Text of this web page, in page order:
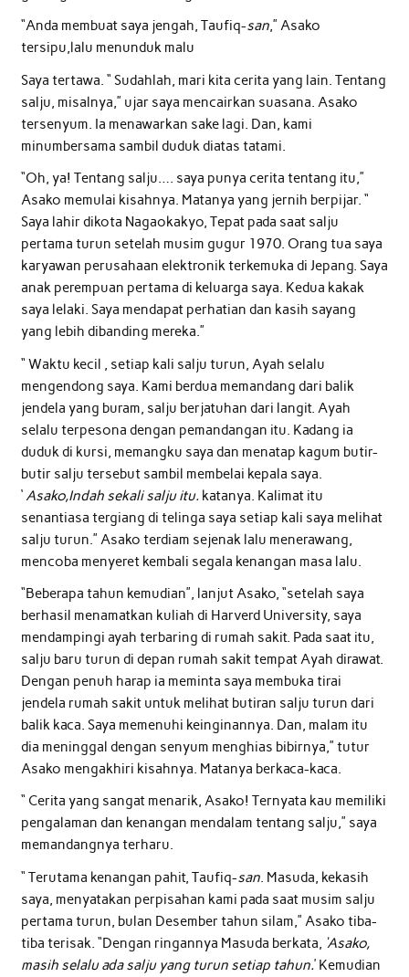
“Anda membuat saya jengah, Taufiq-san,” Asako
tersipu,lalu menunduk malu
Saya tertawa. “ Sudahlah, mari kita cerita yang lain. Tentang
salju, misalnya,” ujar saya mencairkan suasana. Asako
tersenyum. Ia menawarkan sake lagi. Dan, kami
minumbersama sambil duduk diatas tatami.
“Oh, ya! Tentang salju…. saya punya cerita tentang itu,”
Asako memulai kisahnya. Matanya yang jernih berpijar. “
Saya lahir dikota Nagaokakyo, Tepat pada saat salju
pertama turun setelah musim gugur 1970. Orang tua saya
karyawan perusahaan elektronik terkemuka di Jepang. Saya
anak perempuan pertama di keluarga saya. Kedua kakak
saya lelaki. Saya mendapat perhatian dan kasih sayang
yang lebih dibanding mereka.”
“ Waktu kecil , setiap kali salju turun, Ayah selalu
mengendong saya. Kami berdua memandang dari balik
jendela yang buram, salju berjatuhan dari langit. Ayah
selalu terpesona dengan pemandangan itu. Kadang ia
duduk di kursi, memangku saya dan menatap kagum butir-
butir salju tersebut sambil membelai kepala saya.
‘ Asako,Indah sekali salju itu. katanya. Kalimat itu
senantiasa tergiang di telinga saya setiap kali saya melihat
salju turun.” Asako terdiam sejenak lalu menerawang,
mencoba menyeret kembali segala kenangan masa lalu.
“Beberapa tahun kemudian”, lanjut Asako, “setelah saya
berhasil menamatkan kuliah di Harverd University, saya
mendampingi ayah terbaring di rumah sakit. Pada saat itu,
salju baru turun di depan rumah sakit tempat Ayah dirawat.
Dengan penuh harap ia meminta saya membuka tirai
jendela rumah sakit untuk melihat butiran salju turun dari
balik kaca. Saya memenuhi keinginannya. Dan, malam itu
dia meninggal dengan senyum menghias bibirnya,” tutur
Asako mengakhiri kisahnya. Matanya berkaca-kaca.
“ Cerita yang sangat menarik, Asako! Ternyata kau memiliki
pengalaman dan kenangan mendalam tentang salju,” saya
memandangnya terharu.
“ Terutama kenangan pahit, Taufiq-san. Masuda, kekasih
saya, menyatakan perpisahan kami pada saat musim salju
pertama turun, bulan Desember tahun silam,” Asako tiba-
tiba terisak. “Dengan ringannya Masuda berkata, ‘Asako,
masih selalu ada salju yang turun setiap tahun.’ Kemudian